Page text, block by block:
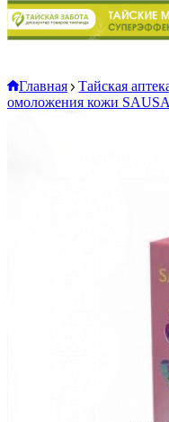
Главная Тайская
омоложения кожи